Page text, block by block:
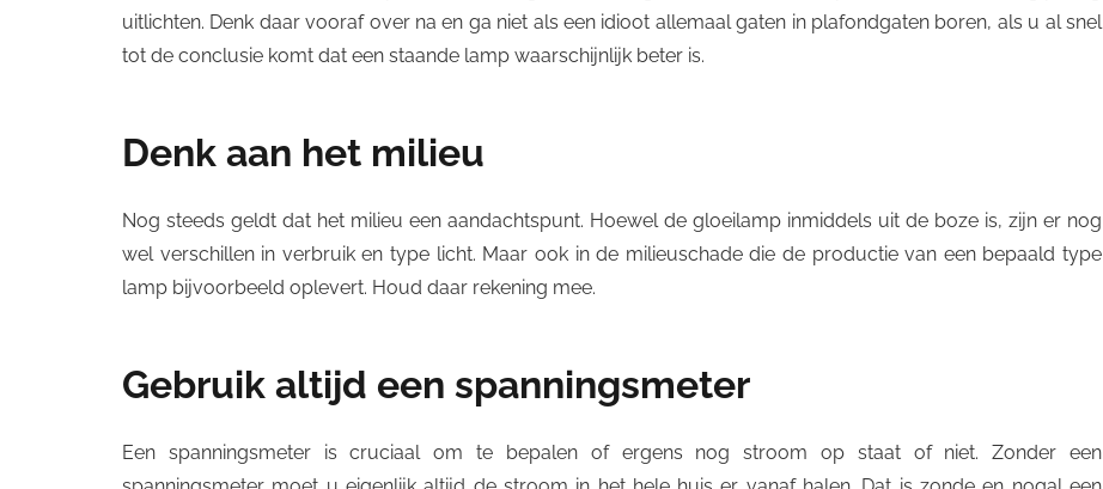
uitlichten. Denk daar vooraf over na en ga niet als een idioot allemaal gaten in plafondgaten boren, als u al snel
tot de conclusie komt dat een staande lamp waarschijnlijk beter is.
Denk aan het milieu
Nog steeds geldt dat het milieu een aandachtspunt. Hoewel de gloeilamp inmiddels uit de boze is, zijn er nog
wel verschillen in verbruik en type licht. Maar ook in de milieuschade die de productie van een bepaald type
lamp bijvoorbeeld oplevert. Houd daar rekening mee.
Gebruik altijd een spanningsmeter
Een spanningsmeter is cruciaal om te bepalen of ergens nog stroom op staat of niet. Zonder een